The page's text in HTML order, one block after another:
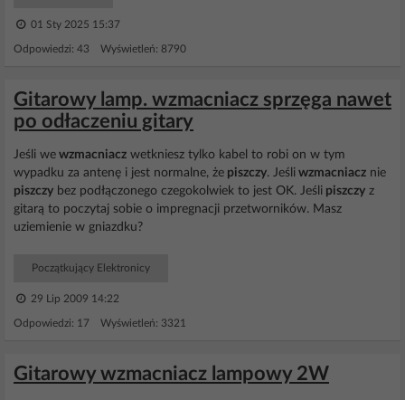
01 Sty 2025 15:37
Odpowiedzi: 43 Wyświetleń: 8790
Gitarowy lamp. wzmacniacz sprzęga nawet
po odłaczeniu gitary
Jeśli we wzmacniacz wetkniesz tylko kabel to robi on w tym
wypadku za antenę i jest normalne, że piszczy. Jeśli wzmacniacz nie
piszczy bez podłączonego czegokolwiek to jest OK. Jeśli piszczy z
gitarą to poczytaj sobie o impregnacji przetworników. Masz
uziemienie w gniazdku?
Początkujący Elektronicy
29 Lip 2009 14:22
Odpowiedzi: 17 Wyświetleń: 3321
Gitarowy wzmacniacz lampowy 2W